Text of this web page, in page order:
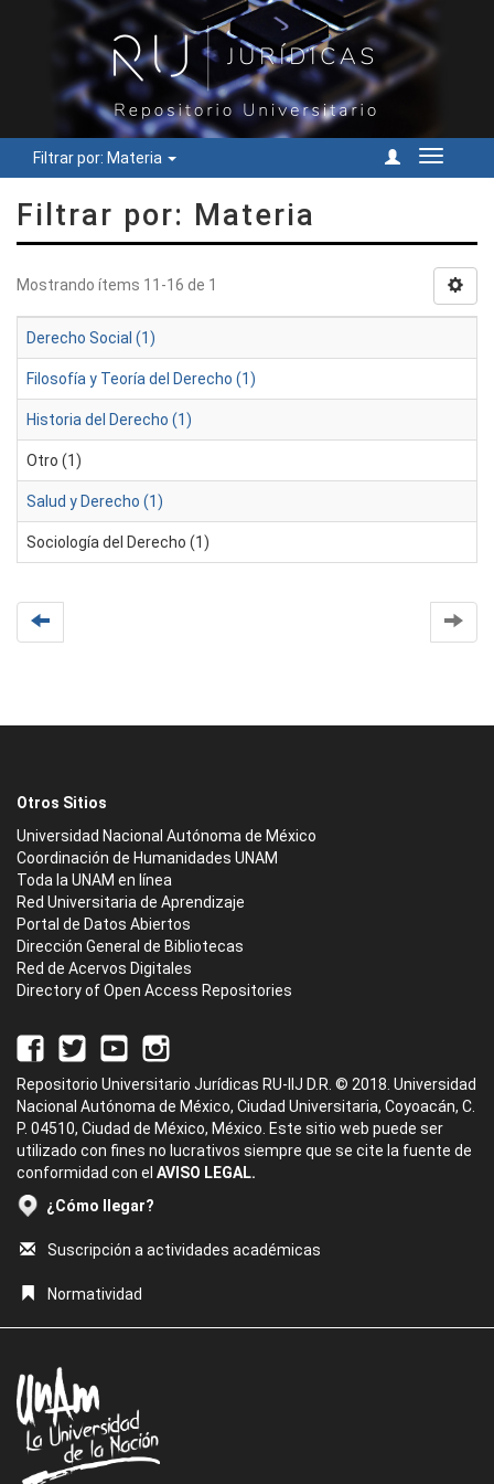
Filtrar por: Materia
Cambiar
Filtrar por: Materia
Mostrando ítems 11-16 de 1
Derecho Social (1)
Filosofía y Teoría del Derecho (1)
Historia del Derecho (1)
Otro (1)
Salud y Derecho (1)
Sociología del Derecho (1)
Otros Sitios
Universidad Nacional Autónoma de México
Coordinación de Humanidades UNAM
Toda la UNAM en línea
Red Universitaria de Aprendizaje
Portal de Datos Abiertos
Dirección General de Bibliotecas
Red de Acervos Digitales
Directory of Open Access Repositories
Repositorio Universitario Jurídicas RU-IIJ D.R. © 2018. Universidad
Nacional Autónoma de México, Ciudad Universitaria, Coyoacán, C.
P. 04510, Ciudad de México, México. Este sitio web puede ser
utilizado con fines no lucrativos siempre que se cite la fuente de
conformidad con el AVISO LEGAL.
¿Cómo llegar?
Suscripción a actividades académicas
Normatividad